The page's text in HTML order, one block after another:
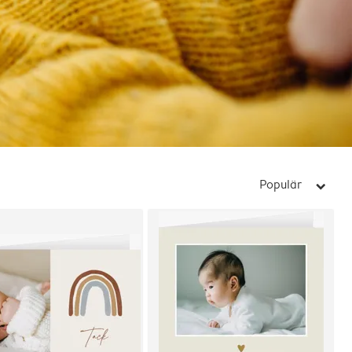
Populär arrow_right